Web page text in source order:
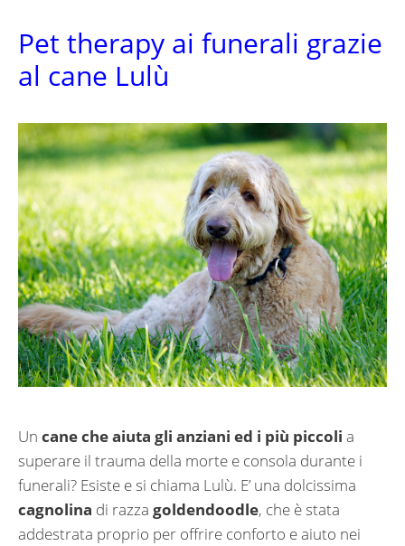
Pet therapy ai funerali grazie
al cane Lulù
Un cane che aiuta gli anziani ed i più piccoli a
superare il trauma della morte e consola durante i
funerali? Esiste e si chiama Lulù. E’ una dolcissima
cagnolina di razza goldendoodle, che è stata
addestrata proprio per offrire conforto e aiuto nei